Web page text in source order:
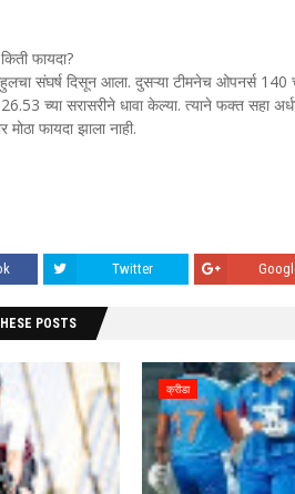
फायदा?
संघर्ष दिसून आला. दुसऱ्या टीमनेच ओपनर्स 140
च्या सरासरीने धावा केल्या. त्याने फक्त सहा
फायदा झाला नाही.
Twitter
POSTS
क्रीडा